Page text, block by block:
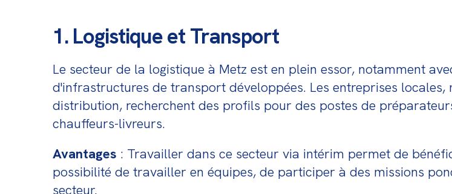
1. Logistique et Transport
Le secteur de la logistique à Metz est en plein essor, notamment
d'infrastructures de transport développées. Les entreprises
distribution, recherchent des profils pour des postes de
chauffeurs-livreurs.
Avantages : Travailler dans ce secteur via intérim permet de
possibilité de travailler en équipes, de participer à des missions
secteur.